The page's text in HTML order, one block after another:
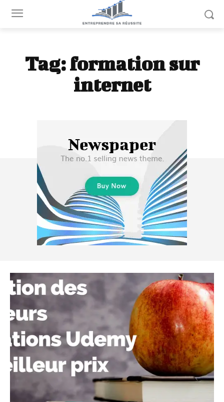
Tag:formation sur
internet